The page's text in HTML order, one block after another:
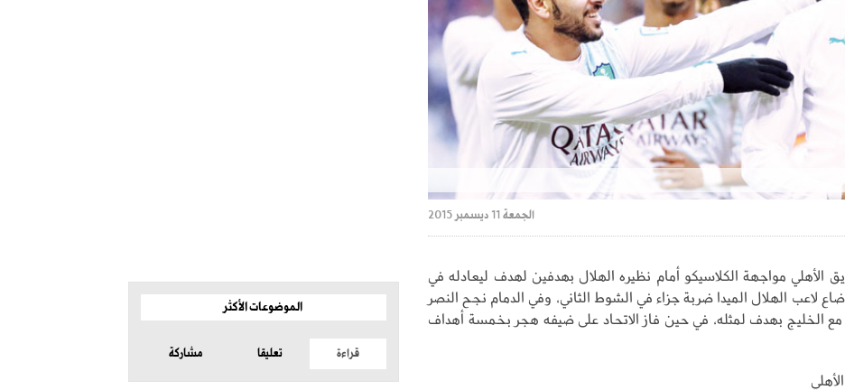
الجمعة 11 ديسمبر 2015
الأهلي مواجهة الكلاسيكو أمام نظيره الهلال بهدفين لهدف ليعادله في
لاعب الهلال الميدا ضربة جزاء في الشوط الثاني، وفي الدمام نجح النصر
مع الخليج بهدف لمثله، في حين فاز الاتحاد على ضيفه هجر بخمسة أهداف
الموضوعات الأكثر
قراءة تعليقا مشاركة